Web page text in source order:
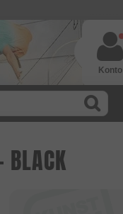
Konto
BLACK